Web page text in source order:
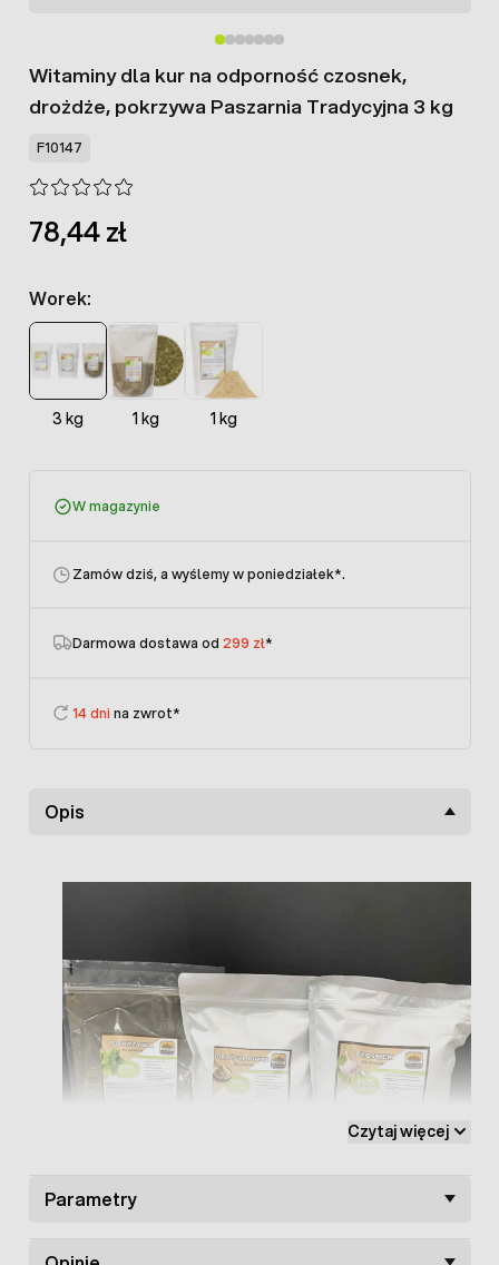
Witaminy dla kur na odporność czosnek,
drożdże, pokrzywa Paszarnia Tradycyjna 3 kg
F10147
78,44 zł
Worek:
3 kg 1 kg 1 kg
W magazynie
Zamów dziś, a wyślemy w poniedziałek*.
Darmowa dostawa od 299 zł*
14 dni na zwrot*
Opis
Czytaj więcej
Parametry